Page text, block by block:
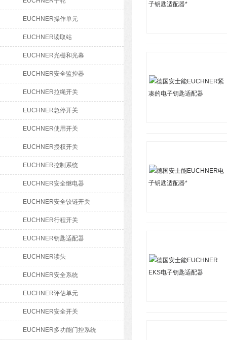
EUCHNER操作单元
EUCHNER读取站
EUCHNER光栅和光幕
EUCHNER安全监控器
EUCHNER拉绳开关
EUCHNER急停开关
EUCHNER使用开关
EUCHNER授权开关
EUCHNER控制系统
EUCHNER安全继电器
EUCHNER安全铰链开关
EUCHNER行程开关
EUCHNER钥匙适配器
EUCHNER读头
EUCHNER安全系统
EUCHNER评估单元
EUCHNER安全开关
EUCHNER多功能门控系统